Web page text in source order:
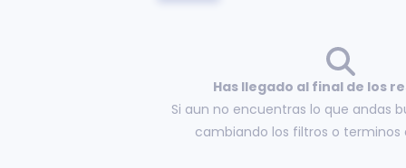
Has llegado al final de los
Si aun no encuentras lo que andas
cambiando los filtros o terminos